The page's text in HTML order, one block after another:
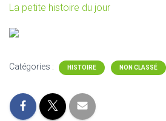
La petite histoire du jour
Catégories : HISTOIRE NON CLASSÉ